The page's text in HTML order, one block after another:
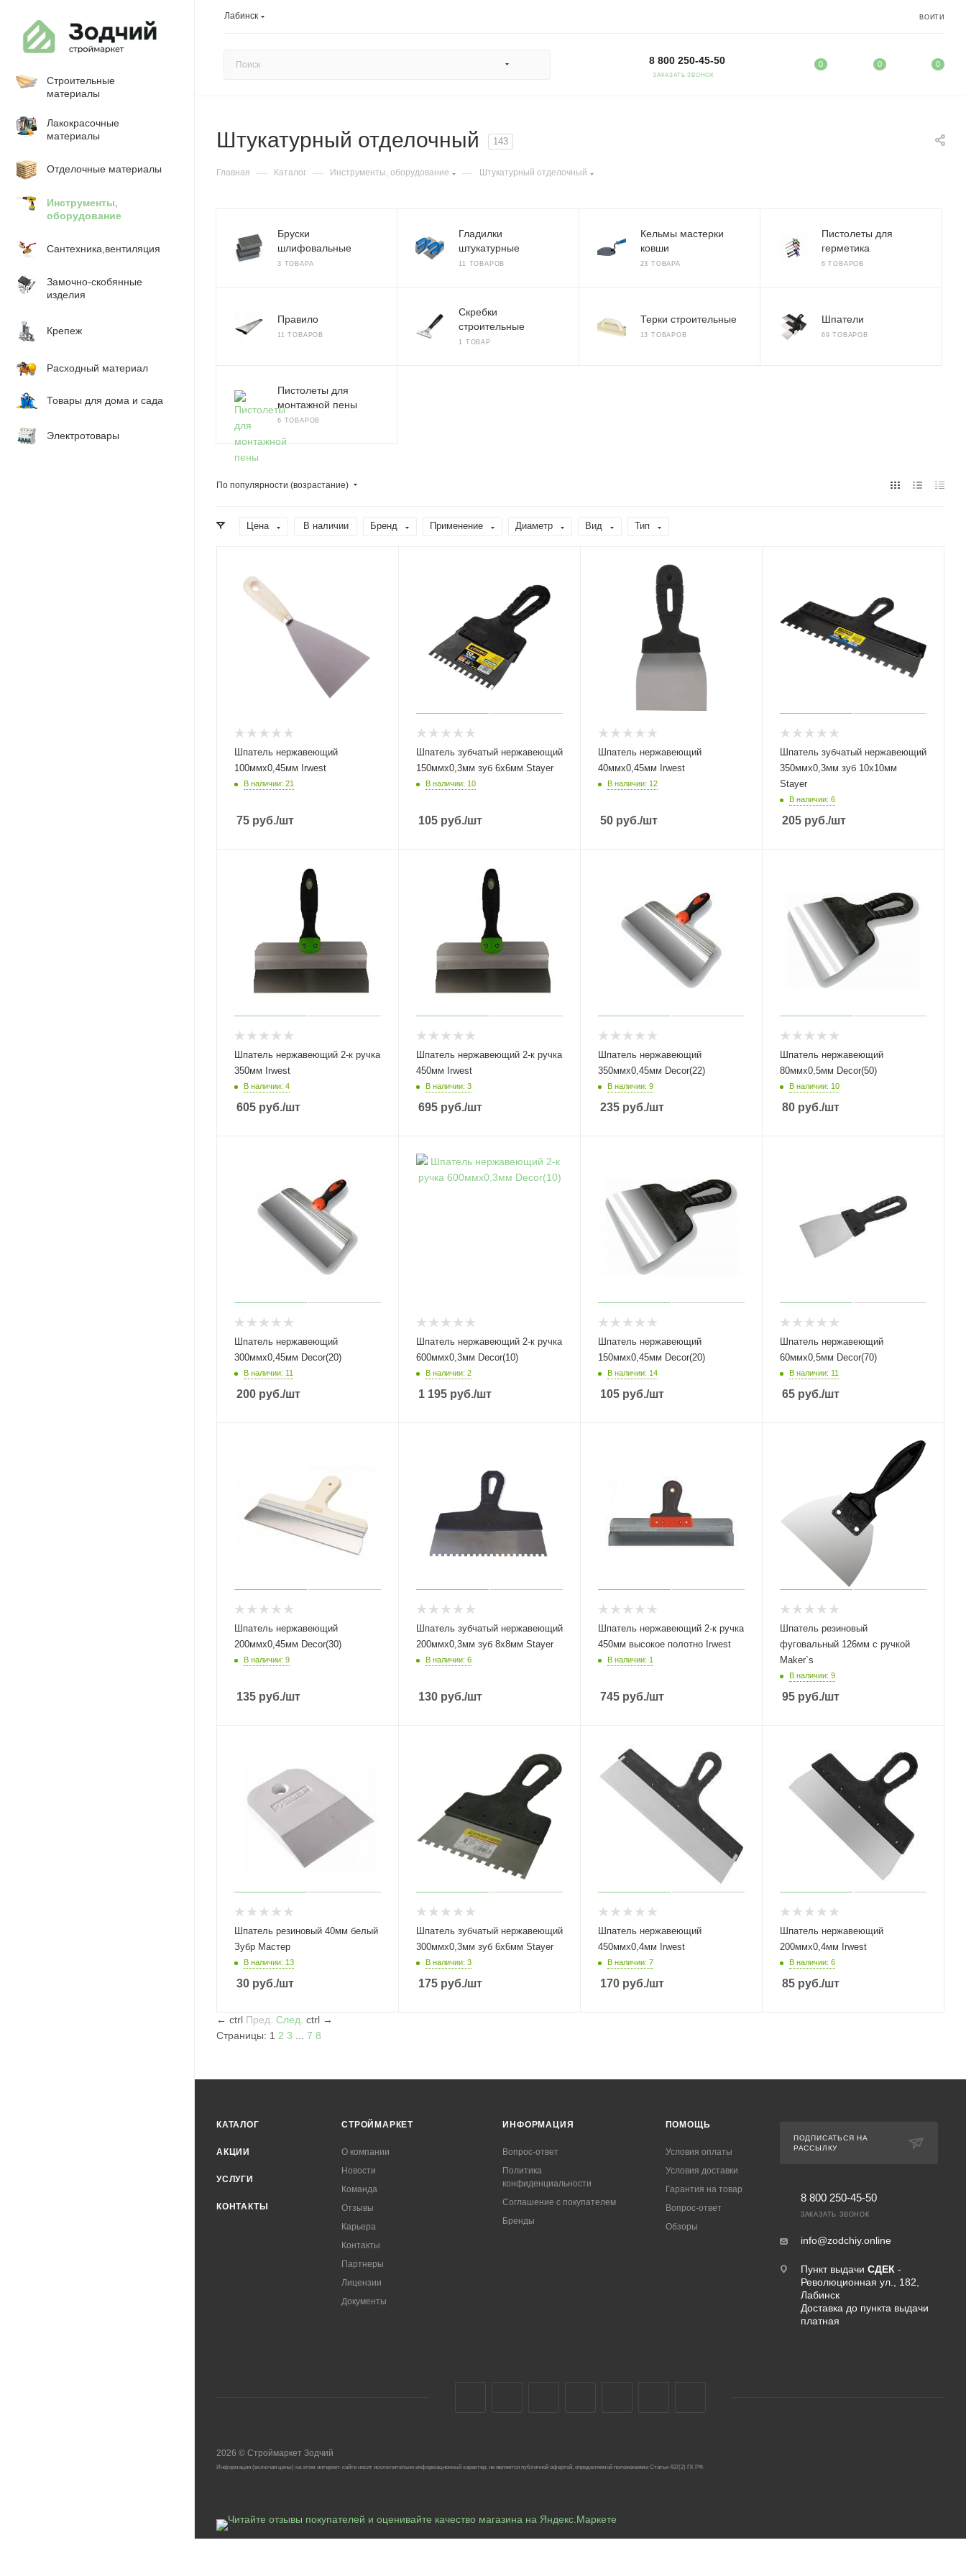
Лабинск ВОЙТИ
8 800 250-45-50
ЗАКАЗАТЬ ЗВОНОК
0 0 0
Строительные
материалы
Лакокрасочные
материалы
Отделочные материалы
Инструменты,
оборудование
Сантехника,вентиляция
Замочно-скобянные
изделия
Крепеж
Расходный материал
Товары для дома и сада
Электротовары
Штукатурный отделочный 143
Главная — Каталог — Инструменты, оборудование — Штукатурный отделочный
Бруски
шлифовальные
3 ТОВАРА
Гладилки
штукатурные
11 ТОВАРОВ
Кельмы мастерки
ковши
23 ТОВАРА
Пистолеты для
герметика
6 ТОВАРОВ
Правило
11 ТОВАРОВ
Скребки
строительные
1 ТОВАР
Терки строительные
13 ТОВАРОВ
Шпатели
69 ТОВАРОВ
Пистолеты для
монтажной пены
6 ТОВАРОВ
По популярности (возрастание)
Цена В наличии Бренд Применение Диаметр Вид Тип
Шпатель нержавеющий
100ммх0,45мм Irwest
В наличии: 21
75 руб./шт
Шпатель зубчатый нержавеющий
150ммх0,3мм зуб 6х6мм Stayer
В наличии: 10
105 руб./шт
Шпатель нержавеющий
40ммх0,45мм Irwest
В наличии: 12
50 руб./шт
Шпатель зубчатый нержавеющий
350ммх0,3мм зуб 10х10мм
Stayer
В наличии: 6
205 руб./шт
Шпатель нержавеющий 2-к ручка
350мм Irwest
В наличии: 4
605 руб./шт
Шпатель нержавеющий 2-к ручка
450мм Irwest
В наличии: 3
695 руб./шт
Шпатель нержавеющий
350ммх0,45мм Decor(22)
В наличии: 9
235 руб./шт
Шпатель нержавеющий
80ммх0,5мм Decor(50)
В наличии: 10
80 руб./шт
Шпатель нержавеющий
300ммх0,45мм Decor(20)
В наличии: 11
200 руб./шт
Шпатель нержавеющий 2-к ручка
600ммх0,3мм Decor(10)
В наличии: 2
1 195 руб./шт
Шпатель нержавеющий
150ммх0,45мм Decor(20)
В наличии: 14
105 руб./шт
Шпатель нержавеющий
60ммх0,5мм Decor(70)
В наличии: 11
65 руб./шт
Шпатель нержавеющий
200ммх0,45мм Decor(30)
В наличии: 9
135 руб./шт
Шпатель зубчатый нержавеющий
200ммх0,3мм зуб 8х8мм Stayer
В наличии: 6
130 руб./шт
Шпатель нержавеющий 2-к ручка
450мм высокое полотно Irwest
В наличии: 1
745 руб./шт
Шпатель резиновый
фуговальный 126мм с ручкой
Maker`s
В наличии: 9
95 руб./шт
Шпатель резиновый 40мм белый
Зубр Мастер
В наличии: 13
30 руб./шт
Шпатель зубчатый нержавеющий
300ммх0,3мм зуб 6х6мм Stayer
В наличии: 3
175 руб./шт
Шпатель нержавеющий
450ммх0,4мм Irwest
В наличии: 7
170 руб./шт
Шпатель нержавеющий
200ммх0,4мм Irwest
В наличии: 6
85 руб./шт
← ctrl Пред. След. ctrl →
Страницы: 1 2 3 7 8
КАТАЛОГ
АКЦИИ
УСЛУГИ
КОНТАКТЫ
СТРОЙМАРКЕТ
О компании
Новости
Команда
Отзывы
Карьера
Контакты
Партнеры
Лицензии
Документы
ИНФОРМАЦИЯ
Вопрос-ответ
Политика
конфиденциальности
Соглашение с покупателем
Бренды
ПОМОЩЬ
Условия оплаты
Условия доставки
Гарантия на товар
Вопрос-ответ
Обзоры
ПОДПИСАТЬСЯ НА
РАССЫЛКУ
8 800 250-45-50
ЗАКАЗАТЬ ЗВОНОК
info@zodchiy.online
Пункт выдачи СДЕК -
Революционная ул., 182,
Лабинск
Доставка до пункта выдачи
платная
2026 © Строймаркет Зодчий
Информация (включая цены) на этом интернет-сайте носит исключительно информационный характер, не является публичной офертой, определяемой положениями Статьи 437(2) ГК РФ.